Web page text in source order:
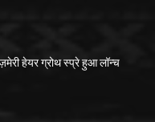
हेयर ग्रोथ स्प्रे हुआ लॉन्च